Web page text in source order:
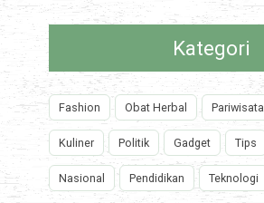
Kategori
Fashion Obat Herbal Pariwisata
Kuliner Politik Gadget Tips
Nasional Pendidikan Teknologi